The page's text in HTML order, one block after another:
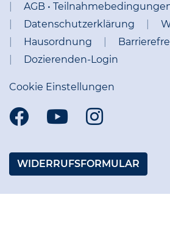
AGB •
Datenschutzerklärung
Hausordnung
Dozierenden-Login
Cookie Einstellungen
WIDERRUFSFORMULAR